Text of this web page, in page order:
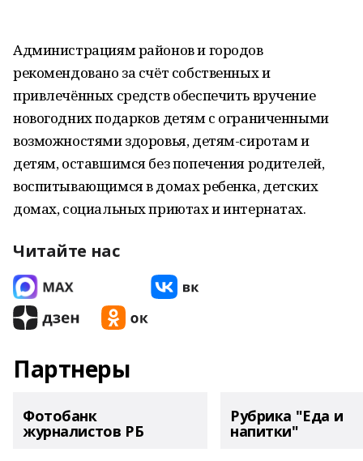
Администрациям районов и городов
рекомендовано за счёт собственных и
привлечённых средств обеспечить вручение
новогодних подарков детям с ограниченными
возможностями здоровья, детям-сиротам и
детям, оставшимся без попечения родителей,
воспитывающимся в домах ребенка, детских
домах, социальных приютах и интернатах.
Читайте нас
Партнеры
Фотобанк
журналистов РБ
Рубрика "Еда и
напитки"